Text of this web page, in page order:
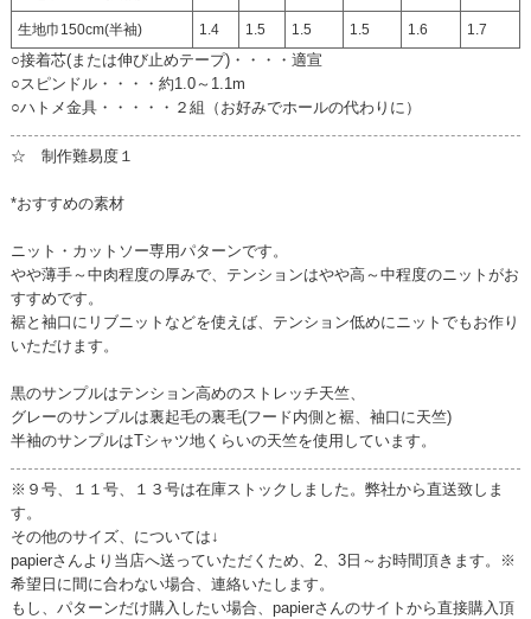
生地巾150cm(半袖) 1.4 1.5 1.5 1.5 1.6 1.7
○接着芯(または伸び止めテープ)・・・・適宣
○スピンドル・・・・約1.0～1.1m
○ハトメ金具・・・・・２組（お好みでホールの代わりに）
☆ 制作難易度１
*おすすめの素材
ニット・カットソー専用パターンです。
やや薄手～中肉程度の厚みで、テンションはやや高～中程度のニットがお
すすめです。
裾と袖口にリブニットなどを使えば、テンション低めにニットでもお作り
いただけます。
黒のサンプルはテンション高めのストレッチ天竺、
グレーのサンプルは裏起毛の裏毛(フード内側と裾、袖口に天竺)
半袖のサンプルはTシャツ地くらいの天竺を使用しています。
※９号、１１号、１３号は在庫ストックしました。弊社から直送致しま
す。
その他のサイズ、については↓
papierさんより当店へ送っていただくため、2、3日～お時間頂きます。※
希望日に間に合わない場合、連絡いたします。
もし、パターンだけ購入したい場合、papierさんのサイトから直接購入頂